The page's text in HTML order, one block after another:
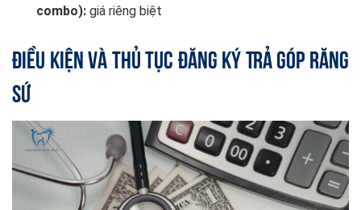
combo): giá riêng biệt
Điều Kiện và Thủ Tục Đăng Ký Trả Góp Răng
Sứ